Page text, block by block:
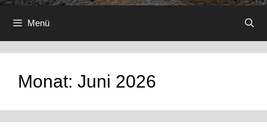
Menü
Monat: Juni 2026